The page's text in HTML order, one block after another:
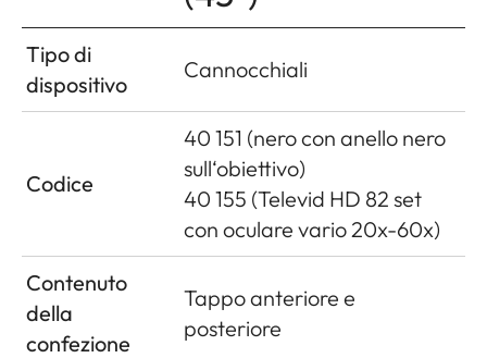
Tipo di
dispositivo
Cannocchiali
Codice
40 151 (nero con anello nero
sull‘obiettivo)
40 155 (Televid HD 82 set
con oculare vario 20x-60x)
Contenuto
della
confezione
Tappo anteriore e
posteriore